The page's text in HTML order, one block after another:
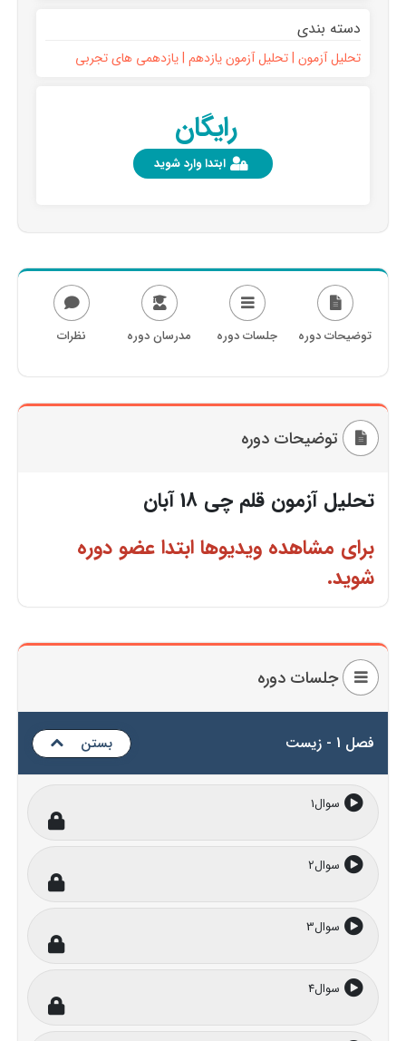
دسته بندی
تحلیل آزمون | تحلیل آزمون یازدهم | یازدهمی های تجربی
رایگان
ابتدا وارد شوید
توضیحات دوره جلسات دوره مدرسان دوره نظرات
توضیحات دوره
تحلیل آزمون قلم چی 18 آبان
برای مشاهده ویدیوها ابتدا عضو دوره
شوید.
جلسات دوره
فصل 1 - زیست بستن
سوال1
سوال2
سوال3
سوال4